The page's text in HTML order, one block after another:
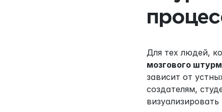
Для тех людей,
мозгового
зависит от
создателям,